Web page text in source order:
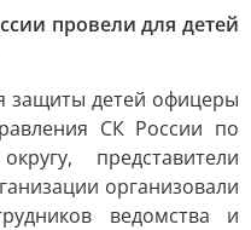
провели для детей
защиты детей офицеры
СК России по
представители
организовали
ведомства и